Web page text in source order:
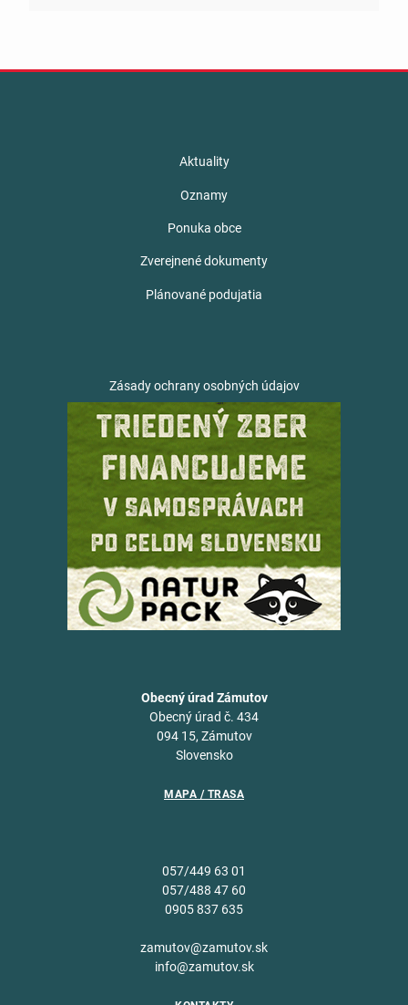
Aktuality
Oznamy
Ponuka obce
Zverejnené dokumenty
Plánované podujatia
Zásady ochrany osobných údajov
Obecný úrad Zámutov
Obecný úrad č. 434
094 15, Zámutov
Slovensko
MAPA / TRASA
057/449 63 01
057/488 47 60
0905 837 635
zamutov@zamutov.sk
info@zamutov.sk